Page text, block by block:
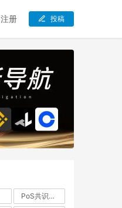
注册 投稿
PoS共识机制